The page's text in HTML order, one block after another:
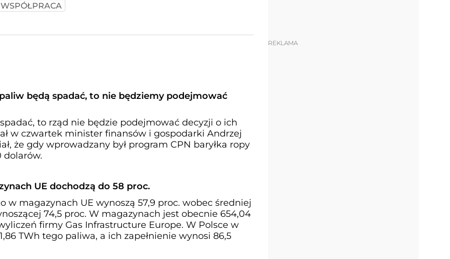
WSPÓŁPRACA
będą spadać, to nie będziemy podejmować
to rząd nie będzie podejmować decyzji o ich
w czwartek minister finansów i gospodarki Andrzej
że gdy wprowadzany był program CPN baryłka ropy
dolarów.
UE dochodzą do 58 proc.
w magazynach UE wynoszą 57,9 proc. wobec średniej
74,5 proc. W magazynach jest obecnie 654,04
firmy Gas Infrastructure Europe. W Polsce w
TWh tego paliwa, a ich zapełnienie wynosi 86,5
REKLAMA